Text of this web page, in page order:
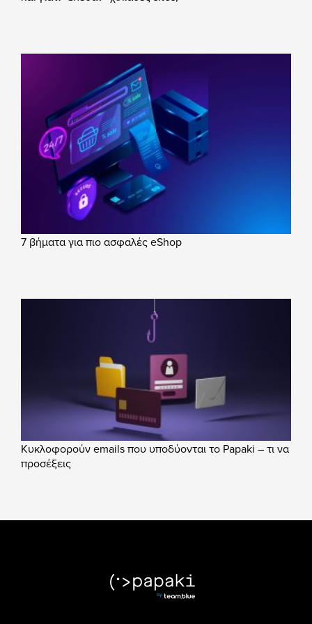
7 βήματα για πιο ασφαλές eShop
Κυκλοφορούν emails που υποδύονται το Papaki – τι να
προσέξεις